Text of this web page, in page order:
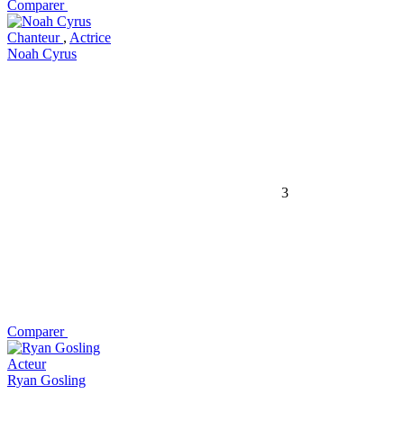
Comparer
Chanteur , Actrice
Noah Cyrus
3
Comparer
Acteur
Ryan Gosling